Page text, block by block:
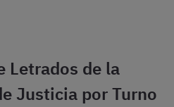
Letrados de la
Justicia por Turno